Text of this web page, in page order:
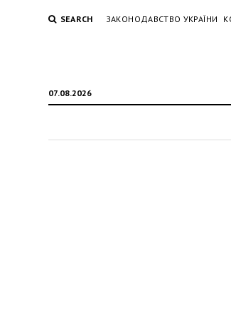
SEARCH ЗАКОНОДАВСТВО УКРАЇНИ
07.08.2026